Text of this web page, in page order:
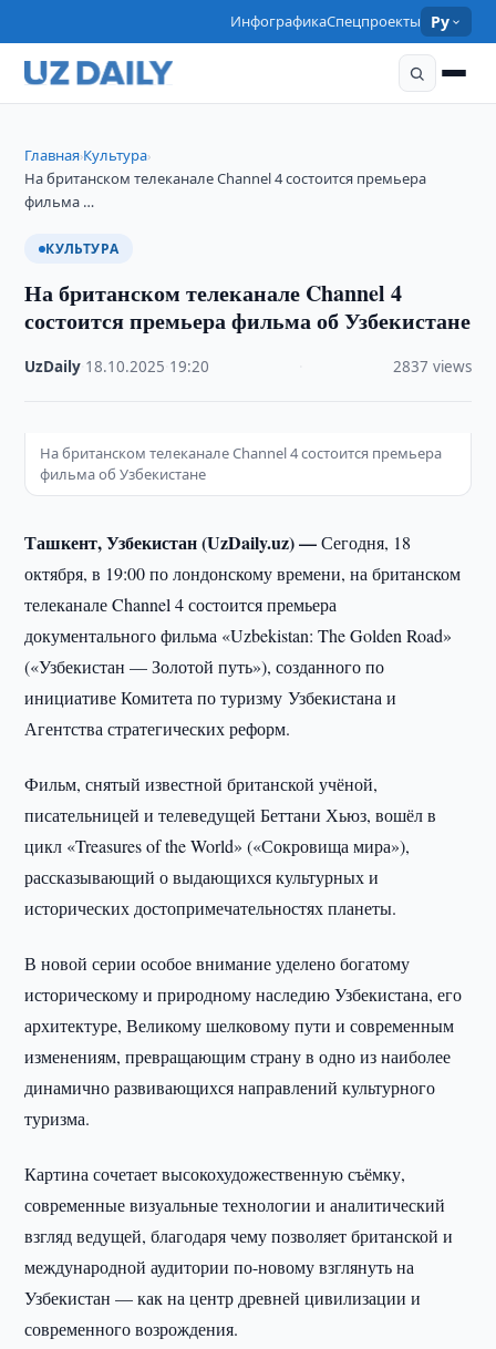
ИнфографикаСпецпроекты Ру
Главная›Культура›
На британском телеканале Channel 4 состоится премьера
фильма …
КУЛЬТУРА
На британском телеканале Channel 4
состоится премьера фильма об Узбекистане
UzDaily 18.10.2025 19:20 2837 views
На британском телеканале Channel 4 состоится премьера
фильма об Узбекистане
Ташкент, Узбекистан (UzDaily.uz) —Сегодня, 18
октября, в 19:00 по лондонскому времени, на британском
телеканале Channel 4 состоится премьера
документального фильма «Uzbekistan: The Golden Road»
(«Узбекистан — Золотой путь»), созданного по
инициативе Комитета по туризму Узбекистана и
Агентства стратегических реформ.
Фильм, снятый известной британской учёной,
писательницей и телеведущей Беттани Хьюз, вошёл в
цикл «Treasures of the World» («Сокровища мира»),
рассказывающий о выдающихся культурных и
исторических достопримечательностях планеты.
В новой серии особое внимание уделено богатому
историческому и природному наследию Узбекистана, его
архитектуре, Великому шелковому пути и современным
изменениям, превращающим страну в одно из наиболее
динамично развивающихся направлений культурного
туризма.
Картина сочетает высокохудожественную съёмку,
современные визуальные технологии и аналитический
взгляд ведущей, благодаря чему позволяет британской и
международной аудитории по-новому взглянуть на
Узбекистан — как на центр древней цивилизации и
современного возрождения.